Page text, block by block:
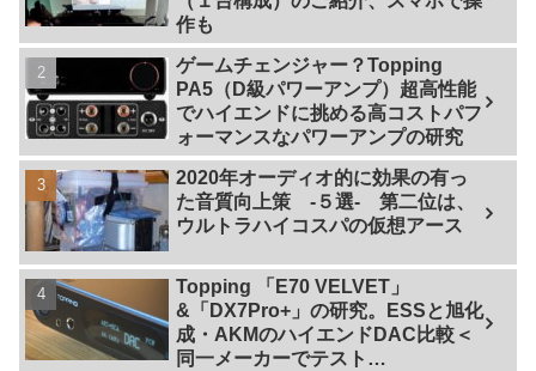
作も
ゲームチェンジャー？Topping
PA5（D級パワーアンプ）超高性能
でハイエンドに挑める高コストパフ
ォーマンスなパワーアンプの研究
2020年オーディオ的に効果の有っ
た音質向上策 -５選- 第二位は、
ウルトラハイコスパの仮想アース
Topping 「E70 VELVET」
&「DX7Pro+」の研究。ESSと旭化
成・AKMのハイエンドDAC比較＜
同一メーカーでテスト